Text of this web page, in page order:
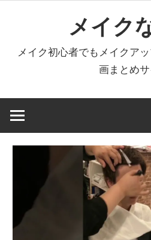
へ
キ
メイク
メイク初心者でもメイクア
画まとめサ